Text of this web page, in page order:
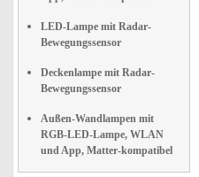
LED-Lampe mit Radar-
Bewegungssensor
Deckenlampe mit Radar-
Bewegungssensor
Außen-Wandlampen mit
RGB-LED-Lampe, WLAN
und App, Matter-kompatibel